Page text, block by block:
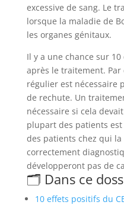
excessive de sang. Le
lorsque la maladie de
les organes génitaux.
Il y a une chance sur
après le traitement.
régulier est nécessaire
de rechute. Un
nécessaire si cela
plupart des patients
des patients chez qui
correctement
développeront pas de
🗂️ Dans ce
10 effets positifs du